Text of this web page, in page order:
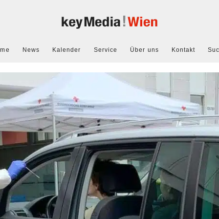
News Kalender Service Über uns Kontakt